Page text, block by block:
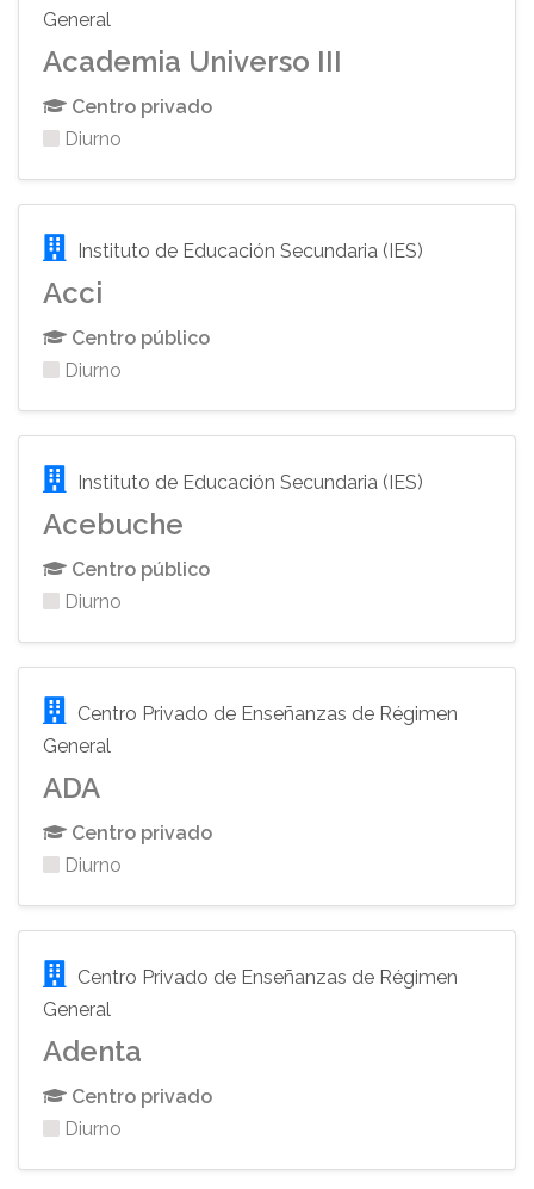
General
Academia Universo III
Centro privado
Diurno
Instituto de Educación Secundaria (IES)
Acci
Centro público
Diurno
Instituto de Educación Secundaria (IES)
Acebuche
Centro público
Diurno
Centro Privado de Enseñanzas de Régimen
General
ADA
Centro privado
Diurno
Centro Privado de Enseñanzas de Régimen
General
Adenta
Centro privado
Diurno